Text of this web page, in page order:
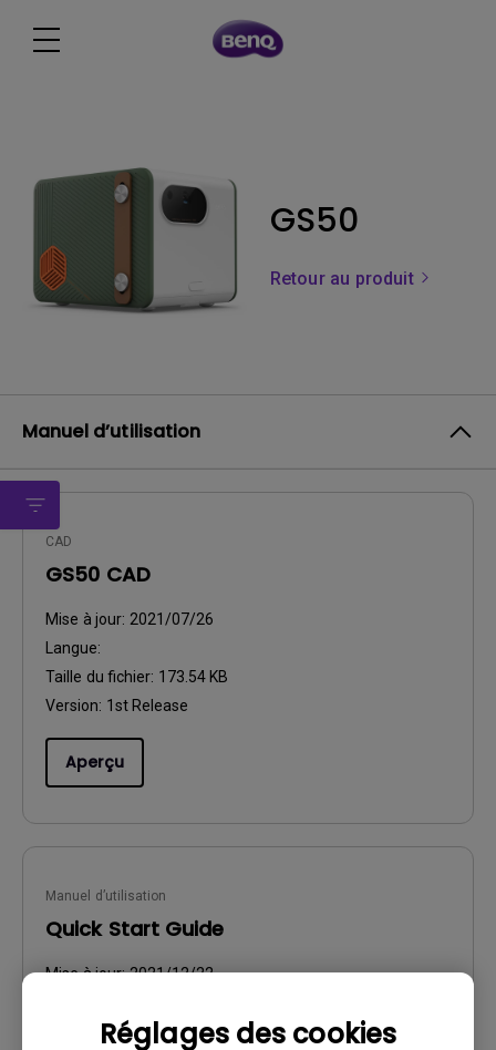
Réglages des cookies
GS50
Retour au produit
Manuel d’utilisation
CAD
GS50 CAD
Mise à jour: 2021/07/26
Langue:
Taille du fichier: 173.54 KB
Version: 1st Release
Aperçu
Manuel d’utilisation
Quick Start Guide
Mise à jour:2021/12/22
Taille du fichier: 2.23 MB